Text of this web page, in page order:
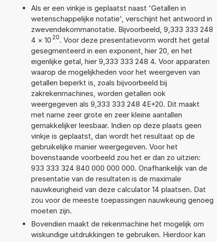
Als er een vinkje is geplaatst naast 'Getallen in
wetenschappelijke notatie', verschijnt het antwoord in
zwevendekommanotatie. Bijvoorbeeld, 9,333 333 248
4 × 10 20. Voor deze presentatievorm wordt het getal
gesegmenteerd in een exponent, hier 20, en het
eigenlijke getal, hier 9,333 333 248 4. Voor apparaten
waarop de mogelijkheden voor het weergeven van
getallen beperkt is, zoals bijvoorbeeld bij
zakrekenmachines, worden getallen ook
weergegeven als 9,333 333 248 4E+20. Dit maakt
met name zeer grote en zeer kleine aantallen
gemakkelijker leesbaar. Indien op deze plaats geen
vinkje is geplaatst, dan wordt het resultaat op de
gebruikelijke manier weergegeven. Voor het
bovenstaande voorbeeld zou het er dan zo uitzien:
933 333 324 840 000 000 000. Onafhankelijk van de
presentatie van de resultaten is de maximale
nauwkeurigheid van deze calculator 14 plaatsen. Dat
zou voor de meeste toepassingen nauwkeurig genoeg
moeten zijn.
Bovendien maakt de rekenmachine het mogelijk om
wiskundige uitdrukkingen te gebruiken. Hierdoor kan